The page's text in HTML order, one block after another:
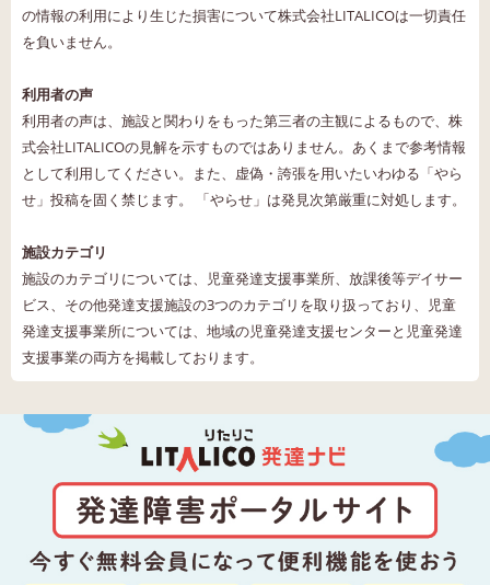
の情報の利用により生じた損害について株式会社LITALICOは一切責任
を負いません。
利用者の声
利用者の声は、施設と関わりをもった第三者の主観によるもので、株
式会社LITALICOの見解を示すものではありません。あくまで参考情報
として利用してください。また、虚偽・誇張を用いたいわゆる「やら
せ」投稿を固く禁じます。 「やらせ」は発見次第厳重に対処します。
施設カテゴリ
施設のカテゴリについては、児童発達支援事業所、放課後等デイサー
ビス、その他発達支援施設の3つのカテゴリを取り扱っており、児童
発達支援事業所については、地域の児童発達支援センターと児童発達
支援事業の両方を掲載しております。